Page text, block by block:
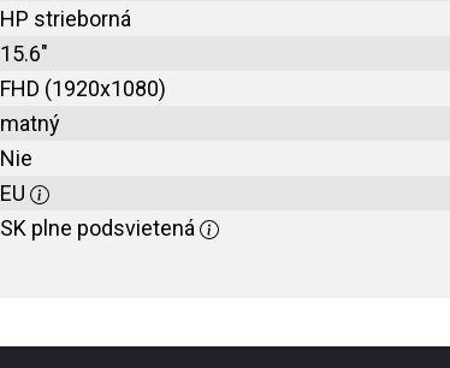
HP strieborná
15.6"
FHD (1920x1080)
matný
Nie
EU
SK plne podsvietená